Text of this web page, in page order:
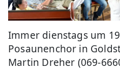
Immer dienstags um
Posaunenchor in
Martin Dreher (069-